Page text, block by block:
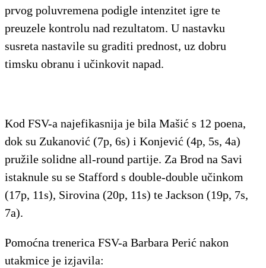
prvog poluvremena podigle intenzitet igre te
preuzele kontrolu nad rezultatom. U nastavku
susreta nastavile su graditi prednost, uz dobru
timsku obranu i učinkovit napad.
Kod FSV-a najefikasnija je bila Mašić s 12 poena,
dok su Zukanović (7p, 6s) i Konjević (4p, 5s, 4a)
pružile solidne all-round partije. Za Brod na Savi
istaknule su se Stafford s double-double učinkom
(17p, 11s), Sirovina (20p, 11s) te Jackson (19p, 7s,
7a).
Pomoćna trenerica FSV-a Barbara Perić nakon
utakmice je izjavila: